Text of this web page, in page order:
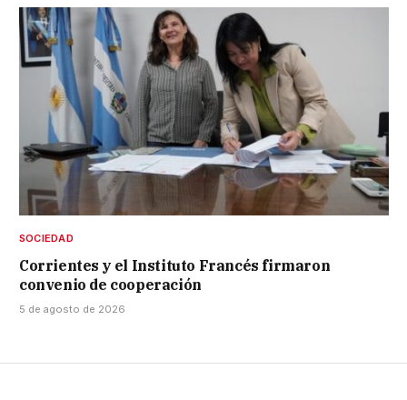
SOCIEDAD
Corrientes y el Instituto Francés firmaron
convenio de cooperación
5 de agosto de 2026